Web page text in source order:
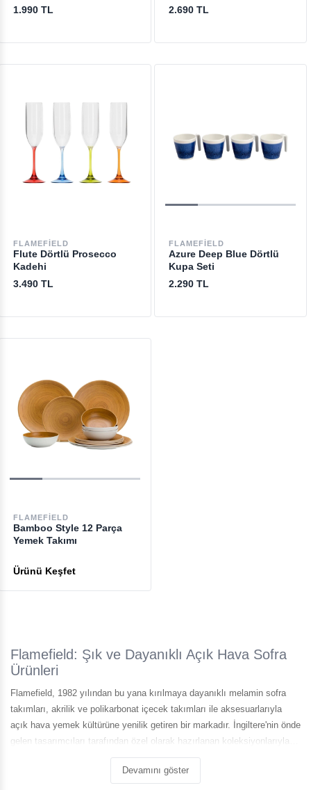
1.990 TL
2.690 TL
FLAMEFIELD
Flute Dörtlü Prosecco
Kadehi
3.490 TL
FLAMEFIELD
Azure Deep Blue Dörtlü
Kupa Seti
2.290 TL
FLAMEFIELD
Bamboo Style 12 Parça
Yemek Takımı
Flamefield: Şık ve Dayanıklı Açık Hava Sofra
Ürünleri
Flamefield, 1982 yılından bu yana kırılmaya dayanıklı melamin sofra
takımları, akrilik ve polikarbonat içecek takımları ile aksesuarlarıyla
açık hava yemek kültürüne yenilik getiren bir markadır. İngiltere'nin önde
gelen tasarımcıları tarafından özel olarak hazırlanan koleksiyonlarıyla
Flamefield, estetik ve fonksiyonelliği bir araya getirerek dünya genelinde
geniş bir kullanıcı kitlesine hitap etmektedir.
Devamını göster